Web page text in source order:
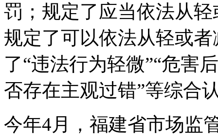
罚；规定了应当依法从
规定了可以依法从轻或
了“违法行为轻微”“危害
否存在主观过错”等综合
今年4月，福建省市场监